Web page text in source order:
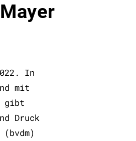
In
mit
gibt
Druck